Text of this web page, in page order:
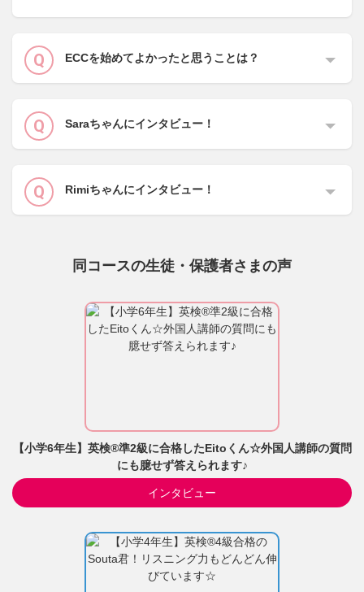
ECCを始めてよかったと思うことは？
Saraちゃんにインタビュー！
Rimiちゃんにインタビュー！
同コースの生徒・保護者さまの声
【小学6年生】英検®準2級に合格したEitoくん☆外国人講師の質問
にも臆せず答えられます♪
インタビュー